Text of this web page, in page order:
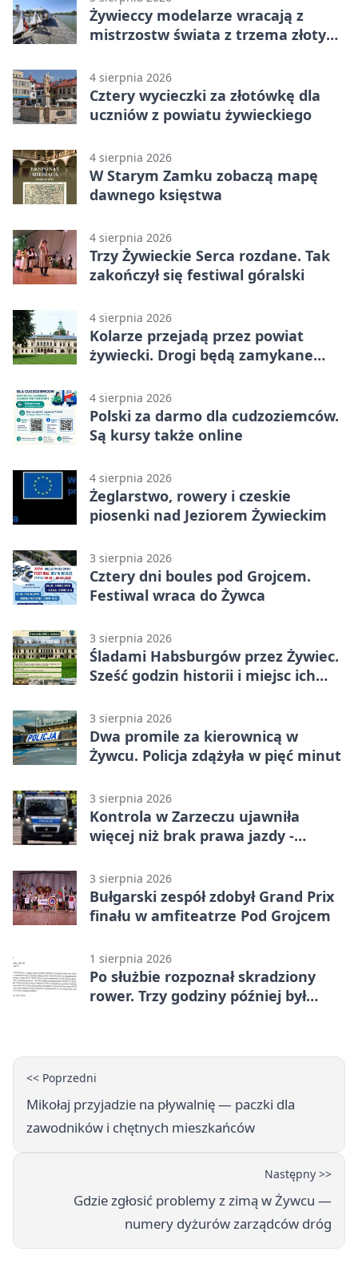
Żywieccy modelarze wracają z
mistrzostw świata z trzema złotymi
4 sierpnia 2026
Cztery wycieczki za złotówkę dla
uczniów z powiatu żywieckiego
4 sierpnia 2026
W Starym Zamku zobaczą mapę
dawnego księstwa
4 sierpnia 2026
Trzy Żywieckie Serca rozdane. Tak
zakończył się festiwal góralski
4 sierpnia 2026
Kolarze przejadą przez powiat
żywiecki. Drogi będą zamykane
4 sierpnia 2026
Polski za darmo dla cudzoziemców.
Są kursy także online
4 sierpnia 2026
Żeglarstwo, rowery i czeskie
piosenki nad Jeziorem Żywieckim
3 sierpnia 2026
Cztery dni boules pod Grojcem.
Festiwal wraca do Żywca
3 sierpnia 2026
Śladami Habsburgów przez Żywiec.
Sześć godzin historii i miejsc ich
3 sierpnia 2026
Dwa promile za kierownicą w
Żywcu. Policja zdążyła w pięć minut
3 sierpnia 2026
Kontrola w Zarzeczu ujawniła
więcej niż brak prawa jazdy -
3 sierpnia 2026
Bułgarski zespół zdobył Grand Prix
finału w amfiteatrze Pod Grojcem
1 sierpnia 2026
Po służbie rozpoznał skradziony
rower. Trzy godziny później był
<< Poprzedni
Mikołaj przyjadzie na pływalnię — paczki dla
zawodników i chętnych mieszkańców
Następny >>
Gdzie zgłosić problemy z zimą w Żywcu —
numery dyżurów zarządców dróg